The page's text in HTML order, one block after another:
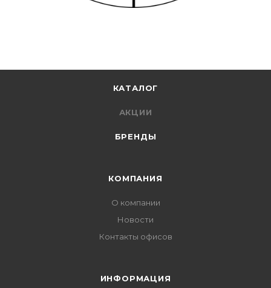
КАТАЛОГ
АКЦИИ
БРЕНДЫ
КОМПАНИЯ
О компании
Новости
Контакты офисов
ИНФОРМАЦИЯ